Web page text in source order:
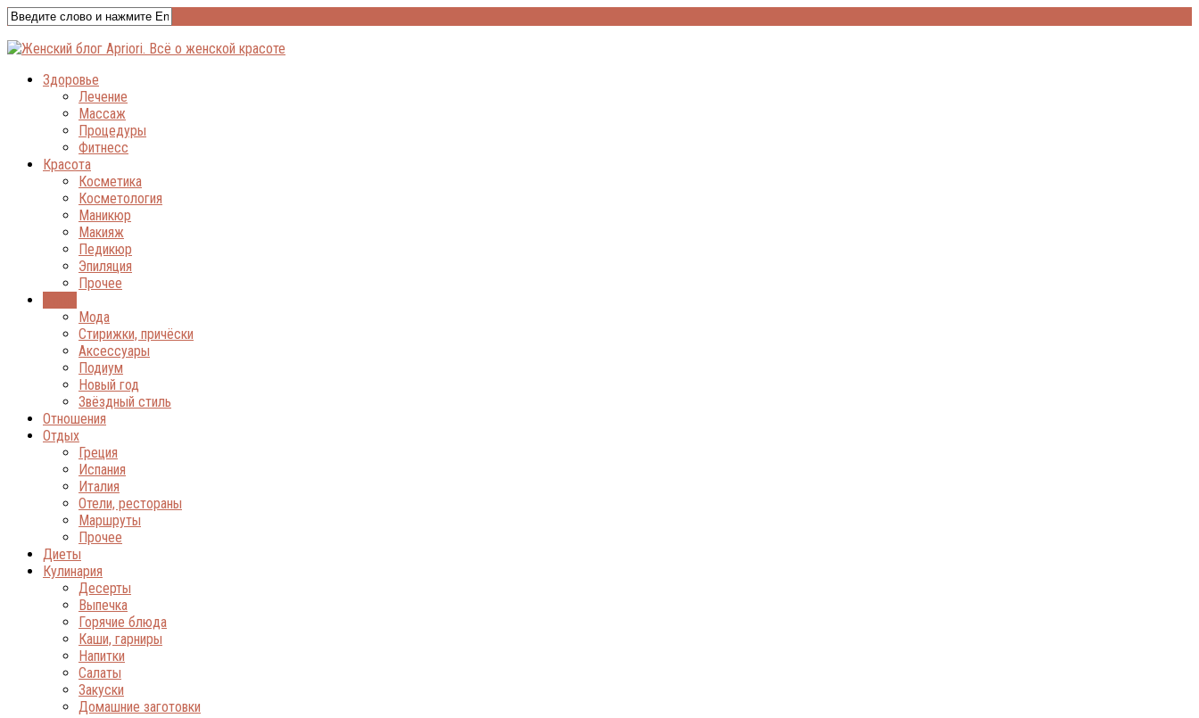
Здоровье
Лечение
Массаж
Процедуры
Фитнесс
Красота
Косметика
Косметология
Маникюр
Макияж
Педикюр
Эпиляция
Прочее
Мода
Стирижки, причёски
Аксессуары
Подиум
Новый год
Звёздный стиль
Отношения
Отдых
Греция
Испания
Италия
Отели, рестораны
Маршруты
Прочее
Диеты
Кулинария
Десерты
Выпечка
Горячие блюда
Каши, гарниры
Напитки
Салаты
Закуски
Домашние заготовки